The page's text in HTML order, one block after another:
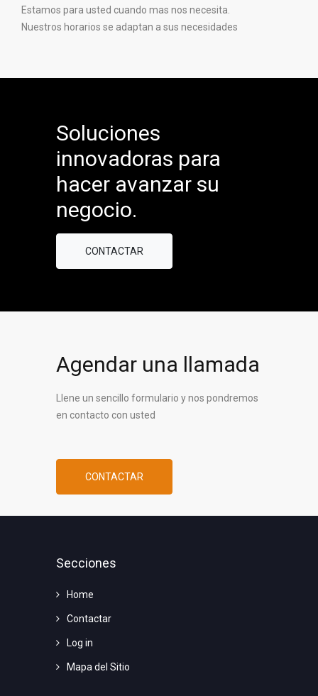
Estamos para usted cuando mas nos necesita.
Nuestros horarios se adaptan a sus necesidades
Soluciones
innovadoras para
hacer avanzar su
negocio.
CONTACTAR
Agendar una llamada
Llene un sencillo formulario y nos pondremos
en contacto con usted
CONTACTAR
Secciones
Home
Contactar
Log in
Mapa del Sitio